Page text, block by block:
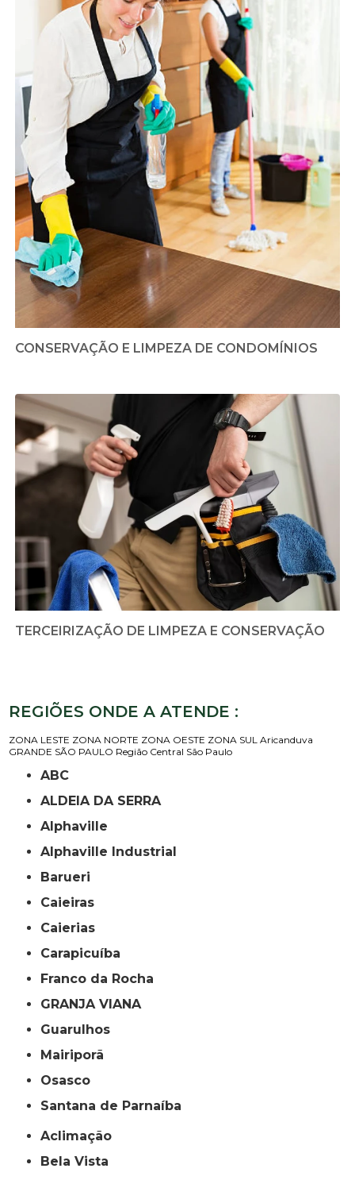
CONSERVAÇÃO E LIMPEZA DE CONDOMÍNIOS
TERCEIRIZAÇÃO DE LIMPEZA E CONSERVAÇÃO
REGIÕES ONDE A ATENDE :
ZONA LESTE ZONA NORTE ZONA OESTE ZONA SUL Aricanduva
GRANDE SÃO PAULO Região Central São Paulo
ABC
ALDEIA DA SERRA
Alphaville
Alphaville Industrial
Barueri
Caieiras
Caierias
Carapicuíba
Franco da Rocha
GRANJA VIANA
Guarulhos
Mairiporã
Osasco
Santana de Parnaíba
Aclimação
Bela Vista